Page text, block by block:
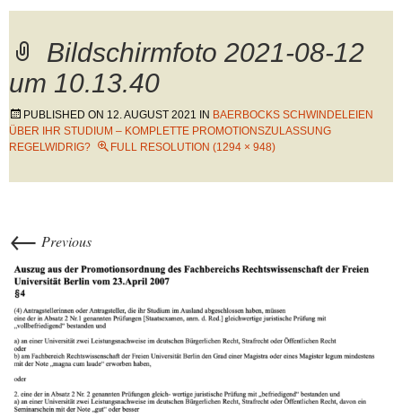
Bildschirmfoto 2021-08-12
um 10.13.40
PUBLISHED ON 12. AUGUST 2021 IN BAERBOCKS SCHWINDELEIEN
ÜBER IHR STUDIUM – KOMPLETTE PROMOTIONSZULASSUNG
REGELWIDRIG?
FULL RESOLUTION (1294 × 948)
← Previous